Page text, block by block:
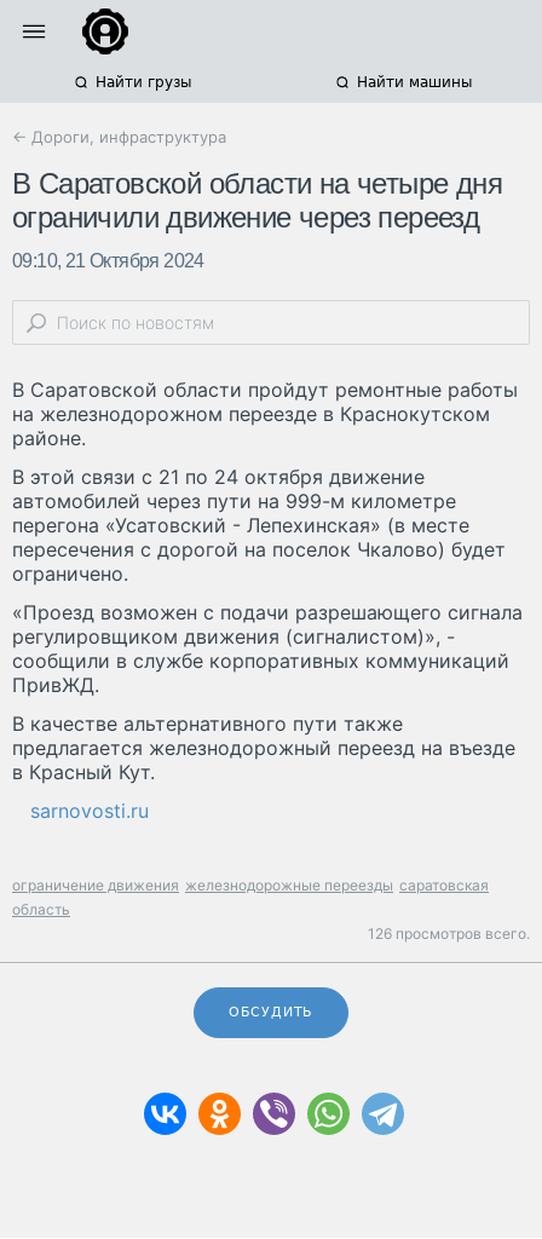
Найти грузы Найти машины
← Дороги, инфраструктура
В Саратовской области на четыре дня
ограничили движение через переезд
09:10, 21 Октября 2024
В Саратовской области пройдут ремонтные работы
на железнодорожном переезде в Краснокутском
районе.
В этой связи с 21 по 24 октября движение
автомобилей через пути на 999-м километре
перегона «Усатовский - Лепехинская» (в месте
пересечения с дорогой на поселок Чкалово) будет
ограничено.
«Проезд возможен с подачи разрешающего сигнала
регулировщиком движения (сигналистом)», -
сообщили в службе корпоративных коммуникаций
ПривЖД.
В качестве альтернативного пути также
предлагается железнодорожный переезд на въезде
в Красный Кут.
sarnovosti.ru
ограничение движения железнодорожные переезды саратовская
область
126 просмотров всего.
ОБСУДИТЬ